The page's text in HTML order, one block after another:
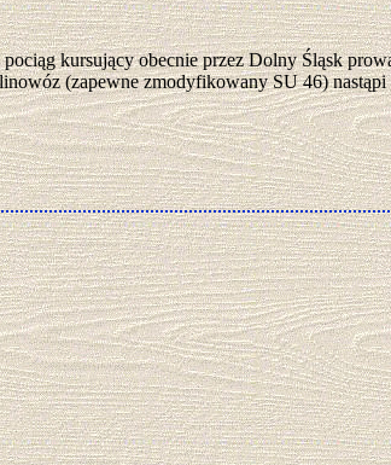
kursujący obecnie przez Dolny Śląsk
(zapewne zmodyfikowany SU 46)